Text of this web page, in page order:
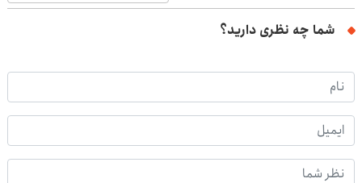
شما چه نظری دارید؟